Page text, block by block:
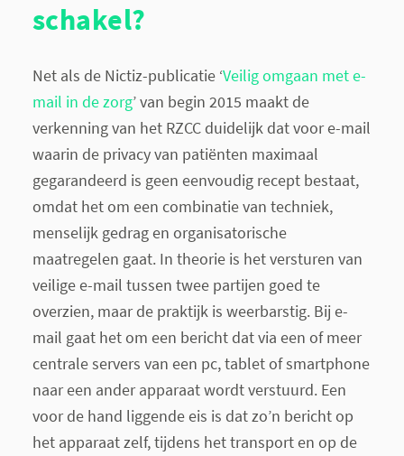
schakel?
Net als de Nictiz-publicatie ‘Veilig omgaan met e-
mail in de zorg’ van begin 2015 maakt de
verkenning van het RZCC duidelijk dat voor e-mail
waarin de privacy van patiënten maximaal
gegarandeerd is geen eenvoudig recept bestaat,
omdat het om een combinatie van techniek,
menselijk gedrag en organisatorische
maatregelen gaat. In theorie is het versturen van
veilige e-mail tussen twee partijen goed te
overzien, maar de praktijk is weerbarstig. Bij e-
mail gaat het om een bericht dat via een of meer
centrale servers van een pc, tablet of smartphone
naar een ander apparaat wordt verstuurd. Een
voor de hand liggende eis is dat zo’n bericht op
het apparaat zelf, tijdens het transport en op de